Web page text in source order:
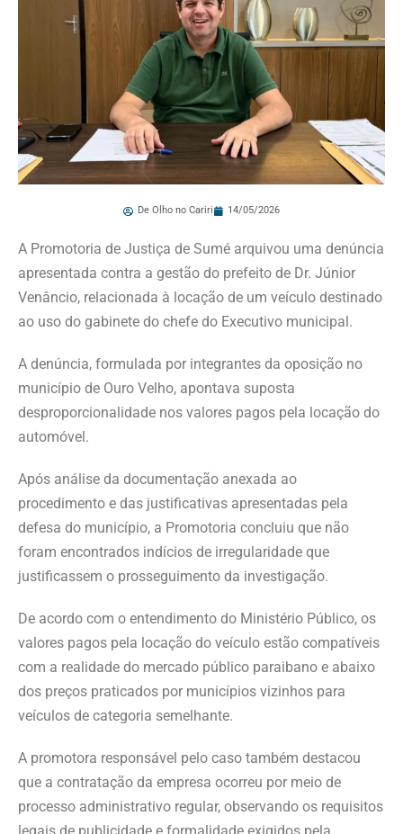
De Olho no Cariri 14/05/2026
A Promotoria de Justiça de Sumé arquivou uma denúncia
apresentada contra a gestão do prefeito de Dr. Júnior
Venâncio, relacionada à locação de um veículo destinado
ao uso do gabinete do chefe do Executivo municipal.
A denúncia, formulada por integrantes da oposição no
município de Ouro Velho, apontava suposta
desproporcionalidade nos valores pagos pela locação do
automóvel.
Após análise da documentação anexada ao
procedimento e das justificativas apresentadas pela
defesa do município, a Promotoria concluiu que não
foram encontrados indícios de irregularidade que
justificassem o prosseguimento da investigação.
De acordo com o entendimento do Ministério Público, os
valores pagos pela locação do veículo estão compatíveis
com a realidade do mercado público paraibano e abaixo
dos preços praticados por municípios vizinhos para
veículos de categoria semelhante.
A promotora responsável pelo caso também destacou
que a contratação da empresa ocorreu por meio de
processo administrativo regular, observando os requisitos